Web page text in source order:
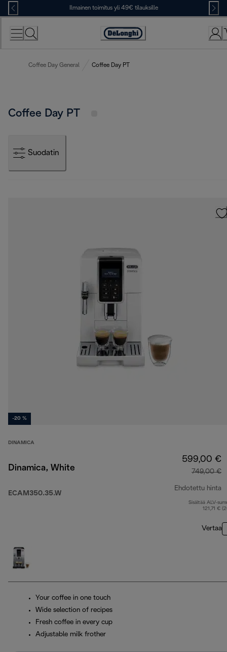
Skip
to
Content
Ilmainen toimitus yli 49€ tilauksille
Accessibility
Coffee Day General Coffee Day PT
Coffee Day PT
Suodatin
-20 %
DINAMICA
Dinamica, White
ECAM350.35.W
599,00 €
749,00 €
Ehdotettu hinta
Sisältää ALV-
121,71 €
Vertaa
Your coffee in one touch
Wide selection of recipes
Fresh coffee in every cup
Adjustable milk frother